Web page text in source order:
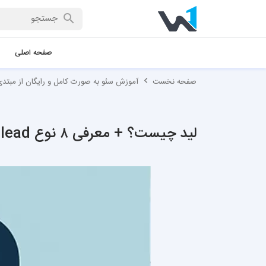
صفحه اصلی
صفحه نخست آموزش سئو به صورت کامل و رایگان از
لید چیست؟ + معرفی ۸ نوع lead برای جذب مشتری